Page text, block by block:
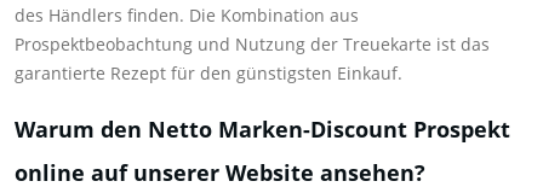
des Händlers finden. Die Kombination aus
Prospektbeobachtung und Nutzung der Treuekarte ist das
garantierte Rezept für den günstigsten Einkauf.
Warum den Netto Marken-Discount Prospekt
online auf unserer Website ansehen?